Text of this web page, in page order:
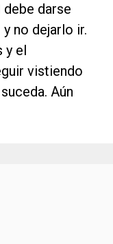
debe darse
no dejarlo ir.
y el
vistiendo
Aún